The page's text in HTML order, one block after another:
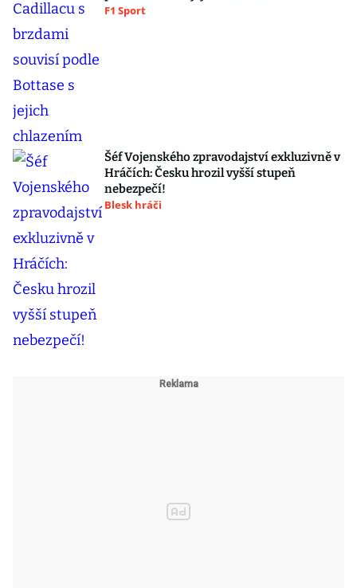
F1 Sport
Šéf Vojenského zpravodajství exkluzivně v
Hráčích: Česku hrozil vyšší stupeň
nebezpečí!
Blesk hráči